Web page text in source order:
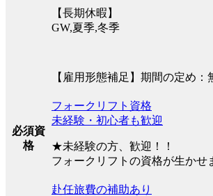
【長期休暇】
GW,夏季,冬季
【雇用形態補足】期間の定め：
必須資
格
フォークリフト資格
未経験・初心者も歓迎
★未経験の方、歓迎！！
フォークリフトの資格が生かせ
赴任旅費の補助あり